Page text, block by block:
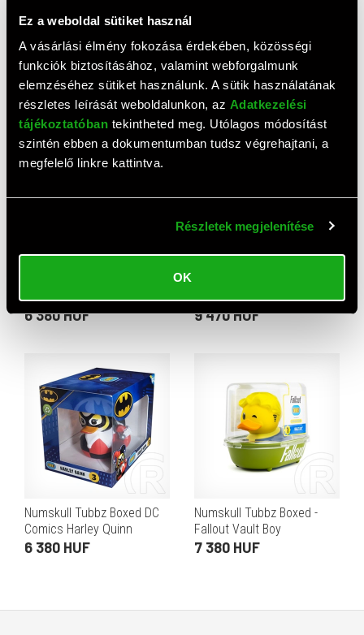
Ez a weboldal sütiket használ
A vásárlási élmény fokozása érdekében, közösségi
funkciók biztosításához, valamint webforgalmunk
elemzéséhez sütiket használunk. A sütik használatának
részletes leírását weboldalunkon, az Adatkezelési
tájékoztatóban tekintheted meg. Utólagos módosítást
szintén ebben a dokumentumban tudsz végrehajtani, a
megfelelő linkre kattintva.
Részletek megjelenítése
OK
Numskull Tubbz Boxed
gumikacsa (Optimus Prime,
Transformers, dobozos)
7 380 HUF
Numskull Tubbz Boxed
gumikacsa (DC Comics,
Superman)
6 380 HUF
Joker gumikacsa (dobozos,
hivatalos DC-licenc, PVC
6 380 HUF
kacsa (Jaws "Bruce")
9 470 HUF
Numskull Tubbz Boxed DC
Comics Harley Quinn
gumikacsa (dobozos, PVC,
6 380 HUF
Numskull Tubbz Boxed -
Fallout Vault Boy
gumikacsa (dobozos, PVC,
7 380 HUF